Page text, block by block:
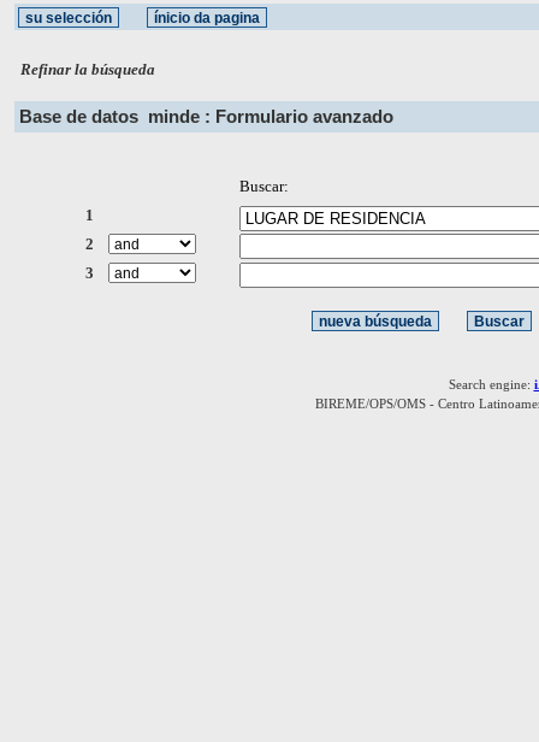
Refinar la búsqueda
Base de datos minde : Formulario avanzado
Buscar:
1
2
3
Search engine:
BIREME/OPS/OMS - Centro